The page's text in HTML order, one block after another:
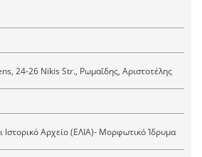
Ιστορικό Αρχείο (ΕΛΙΑ)- Μορφωτικό Ίδρυμα